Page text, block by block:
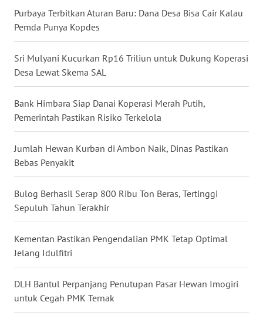
Purbaya Terbitkan Aturan Baru: Dana Desa Bisa Cair Kalau
Pemda Punya Kopdes
Sri Mulyani Kucurkan Rp16 Triliun untuk Dukung Koperasi
Desa Lewat Skema SAL
Bank Himbara Siap Danai Koperasi Merah Putih,
Pemerintah Pastikan Risiko Terkelola
Jumlah Hewan Kurban di Ambon Naik, Dinas Pastikan
Bebas Penyakit
Bulog Berhasil Serap 800 Ribu Ton Beras, Tertinggi
Sepuluh Tahun Terakhir
Kementan Pastikan Pengendalian PMK Tetap Optimal
Jelang Idulfitri
DLH Bantul Perpanjang Penutupan Pasar Hewan Imogiri
untuk Cegah PMK Ternak
KALBAR
WN
KALTENG
WN
KALTARA
WN
KALSEL
WN
WN